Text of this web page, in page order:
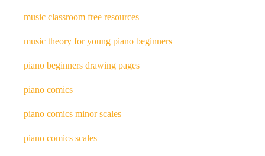
music classroom free resources
music theory for young piano beginners
piano beginners drawing pages
piano comics
piano comics minor scales
piano comics scales